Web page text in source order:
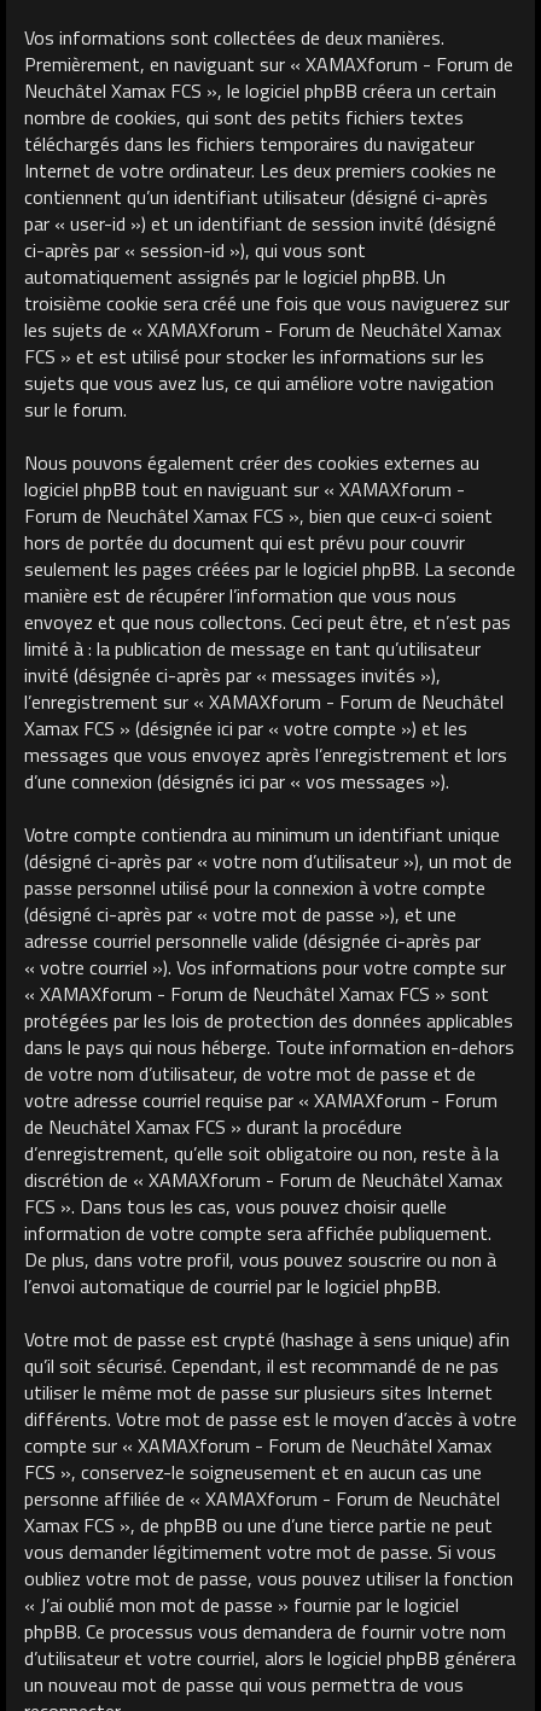
Vos informations sont collectées de deux manières.
Premièrement, en naviguant sur « XAMAXforum - Forum de
Neuchâtel Xamax FCS », le logiciel phpBB créera un certain
nombre de cookies, qui sont des petits fichiers textes
téléchargés dans les fichiers temporaires du navigateur
Internet de votre ordinateur. Les deux premiers cookies ne
contiennent qu’un identifiant utilisateur (désigné ci-après
par « user-id ») et un identifiant de session invité (désigné
ci-après par « session-id »), qui vous sont
automatiquement assignés par le logiciel phpBB. Un
troisième cookie sera créé une fois que vous naviguerez sur
les sujets de « XAMAXforum - Forum de Neuchâtel Xamax
FCS » et est utilisé pour stocker les informations sur les
sujets que vous avez lus, ce qui améliore votre navigation
sur le forum.
Nous pouvons également créer des cookies externes au
logiciel phpBB tout en naviguant sur « XAMAXforum -
Forum de Neuchâtel Xamax FCS », bien que ceux-ci soient
hors de portée du document qui est prévu pour couvrir
seulement les pages créées par le logiciel phpBB. La seconde
manière est de récupérer l’information que vous nous
envoyez et que nous collectons. Ceci peut être, et n’est pas
limité à : la publication de message en tant qu’utilisateur
invité (désignée ci-après par « messages invités »),
l’enregistrement sur « XAMAXforum - Forum de Neuchâtel
Xamax FCS » (désignée ici par « votre compte ») et les
messages que vous envoyez après l’enregistrement et lors
d’une connexion (désignés ici par « vos messages »).
Votre compte contiendra au minimum un identifiant unique
(désigné ci-après par « votre nom d’utilisateur »), un mot de
passe personnel utilisé pour la connexion à votre compte
(désigné ci-après par « votre mot de passe »), et une
adresse courriel personnelle valide (désignée ci-après par
« votre courriel »). Vos informations pour votre compte sur
« XAMAXforum - Forum de Neuchâtel Xamax FCS » sont
protégées par les lois de protection des données applicables
dans le pays qui nous héberge. Toute information en-dehors
de votre nom d’utilisateur, de votre mot de passe et de
votre adresse courriel requise par « XAMAXforum - Forum
de Neuchâtel Xamax FCS » durant la procédure
d’enregistrement, qu’elle soit obligatoire ou non, reste à la
discrétion de « XAMAXforum - Forum de Neuchâtel Xamax
FCS ». Dans tous les cas, vous pouvez choisir quelle
information de votre compte sera affichée publiquement.
De plus, dans votre profil, vous pouvez souscrire ou non à
l’envoi automatique de courriel par le logiciel phpBB.
Votre mot de passe est crypté (hashage à sens unique) afin
qu’il soit sécurisé. Cependant, il est recommandé de ne pas
utiliser le même mot de passe sur plusieurs sites Internet
différents. Votre mot de passe est le moyen d’accès à votre
compte sur « XAMAXforum - Forum de Neuchâtel Xamax
FCS », conservez-le soigneusement et en aucun cas une
personne affiliée de « XAMAXforum - Forum de Neuchâtel
Xamax FCS », de phpBB ou une d’une tierce partie ne peut
vous demander légitimement votre mot de passe. Si vous
oubliez votre mot de passe, vous pouvez utiliser la fonction
« J’ai oublié mon mot de passe » fournie par le logiciel
phpBB. Ce processus vous demandera de fournir votre nom
d’utilisateur et votre courriel, alors le logiciel phpBB générera
un nouveau mot de passe qui vous permettra de vous